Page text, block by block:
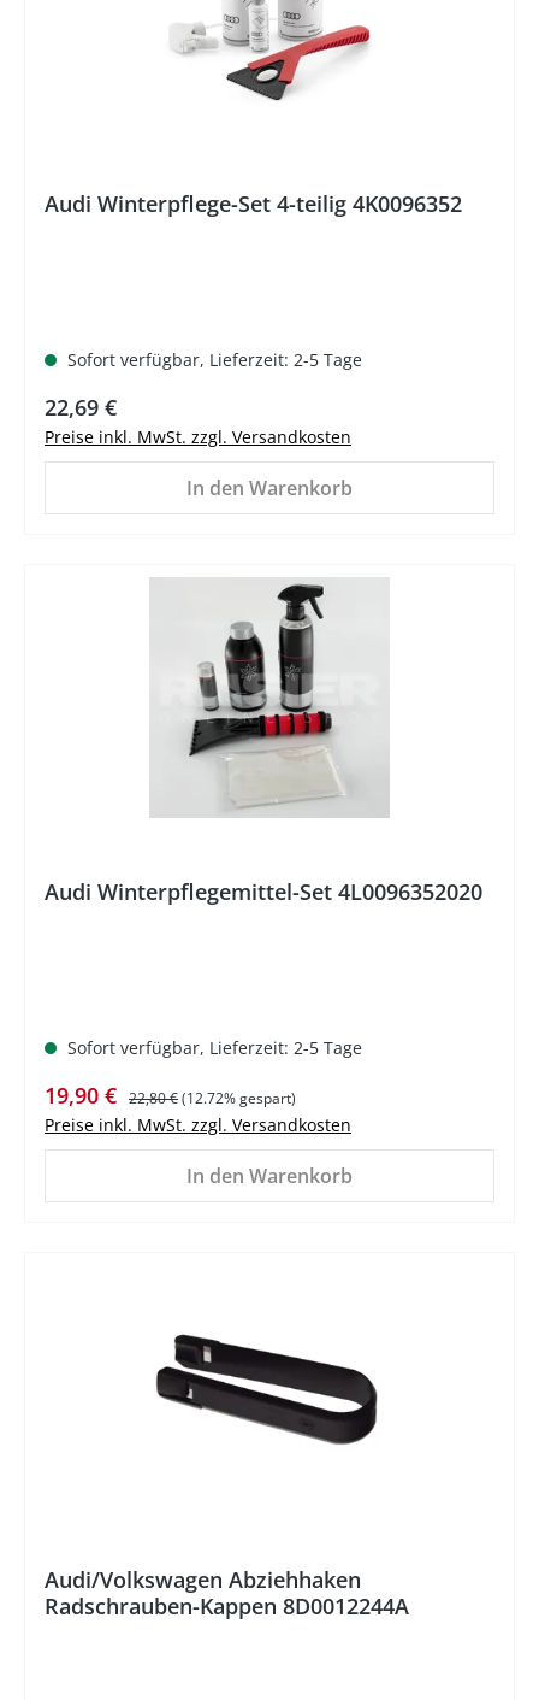
Audi Winterpflege-Set 4-teilig 4K0096352
Sofort verfügbar, Lieferzeit: 2-5 Tage
Regulärer Preis:
22,69 €
Preise inkl. MwSt. zzgl. Versandkosten
In den Warenkorb
Audi Winterpflegemittel-Set 4L0096352020
Sofort verfügbar, Lieferzeit: 2-5 Tage
Verkaufspreis:
19,90 € Regulärer Preis:
22,80 €(12.72% gespart)
Preise inkl. MwSt. zzgl. Versandkosten
In den Warenkorb
Audi/Volkswagen Abziehhaken
Radschrauben-Kappen 8D0012244A